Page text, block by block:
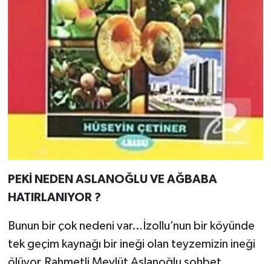
PEKİ NEDEN ASLANOĞLU VE AĞBABA
HATIRLANIYOR ?
Bunun bir çok nedeni var…İzollu’nun bir köyünde
tek geçim kaynağı bir ineği olan teyzemizin ineği